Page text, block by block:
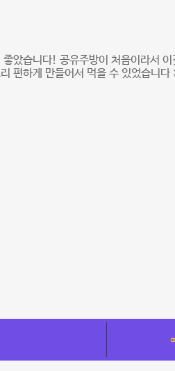
았습니다! 공유주방이 처음이라서 이
편하게 만들어서 먹을 수 있었습니다